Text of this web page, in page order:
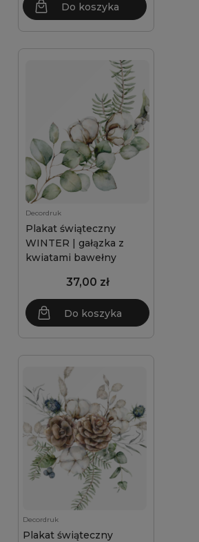
Do koszyka
Decordruk
Plakat świąteczny
WINTER | gałązka z
kwiatami bawełny
37,00 zł
Do koszyka
Decordruk
Plakat świąteczny